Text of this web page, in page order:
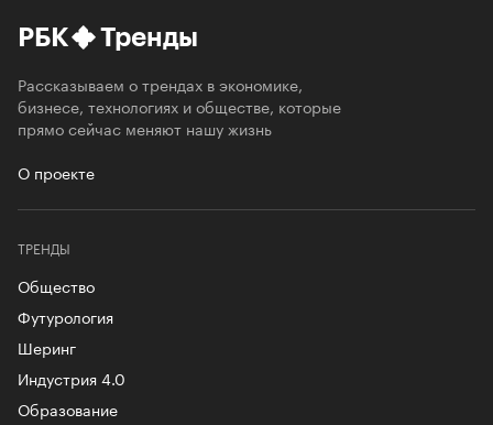
РБК Тренды
Рассказываем о трендах в экономике,
бизнесе, технологиях и обществе, которые
прямо сейчас меняют нашу жизнь
О проекте
ТРЕНДЫ
Общество
Футурология
Шеринг
Индустрия 4.0
Образование